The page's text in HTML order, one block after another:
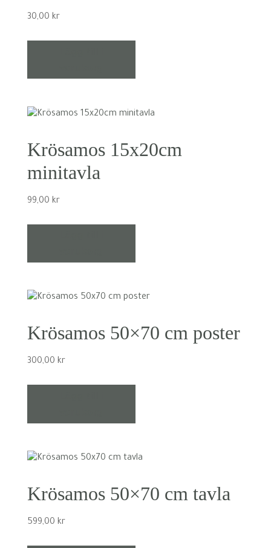
30,00 kr
Krösamos 15x20cm
minitavla
99,00 kr
Krösamos 50×70 cm poster
300,00 kr
Krösamos 50×70 cm tavla
599,00 kr